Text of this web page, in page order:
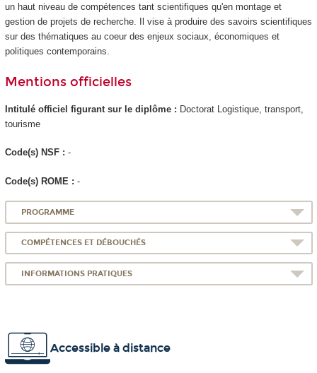
un haut niveau de compétences tant scientifiques qu'en montage et
gestion de projets de recherche. Il vise à produire des savoirs scientifiques
sur des thématiques au coeur des enjeux sociaux, économiques et
politiques contemporains.
Mentions officielles
Intitulé officiel figurant sur le diplôme : Doctorat Logistique, transport,
tourisme
Code(s) NSF : -
Code(s) ROME : -
PROGRAMME
COMPÉTENCES ET DÉBOUCHÉS
INFORMATIONS PRATIQUES
Accessible à distance